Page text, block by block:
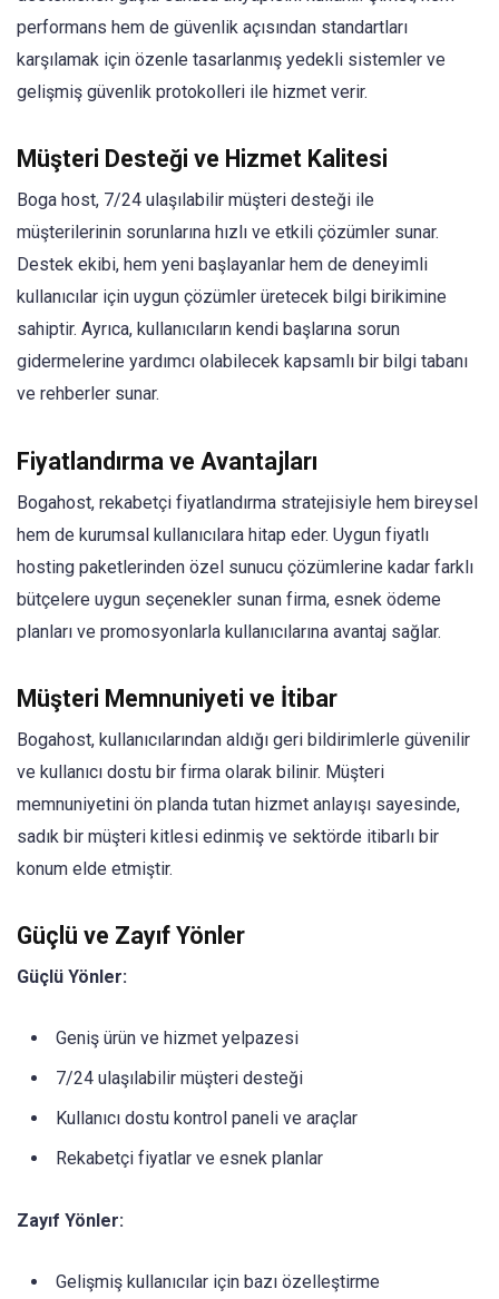
performans hem de güvenlik açısından standartları
karşılamak için özenle tasarlanmış yedekli sistemler ve
gelişmiş güvenlik protokolleri ile hizmet verir.
Müşteri Desteği ve Hizmet Kalitesi
Boga host, 7/24 ulaşılabilir müşteri desteği ile
müşterilerinin sorunlarına hızlı ve etkili çözümler sunar.
Destek ekibi, hem yeni başlayanlar hem de deneyimli
kullanıcılar için uygun çözümler üretecek bilgi birikimine
sahiptir. Ayrıca, kullanıcıların kendi başlarına sorun
gidermelerine yardımcı olabilecek kapsamlı bir bilgi tabanı
ve rehberler sunar.
Fiyatlandırma ve Avantajları
Bogahost, rekabetçi fiyatlandırma stratejisiyle hem bireysel
hem de kurumsal kullanıcılara hitap eder. Uygun fiyatlı
hosting paketlerinden özel sunucu çözümlerine kadar farklı
bütçelere uygun seçenekler sunan firma, esnek ödeme
planları ve promosyonlarla kullanıcılarına avantaj sağlar.
Müşteri Memnuniyeti ve İtibar
Bogahost, kullanıcılarından aldığı geri bildirimlerle güvenilir
ve kullanıcı dostu bir firma olarak bilinir. Müşteri
memnuniyetini ön planda tutan hizmet anlayışı sayesinde,
sadık bir müşteri kitlesi edinmiş ve sektörde itibarlı bir
konum elde etmiştir.
Güçlü ve Zayıf Yönler
Güçlü Yönler:
Geniş ürün ve hizmet yelpazesi
7/24 ulaşılabilir müşteri desteği
Kullanıcı dostu kontrol paneli ve araçlar
Rekabetçi fiyatlar ve esnek planlar
Zayıf Yönler:
Gelişmiş kullanıcılar için bazı özelleştirme